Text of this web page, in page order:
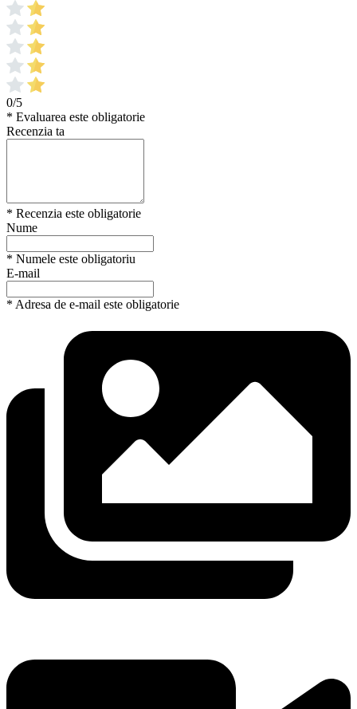
0/5
* Evaluarea este obligatorie
Recenzia ta
* Recenzia este obligatorie
Nume
* Numele este obligatoriu
E-mail
* Adresa de e-mail este obligatorie